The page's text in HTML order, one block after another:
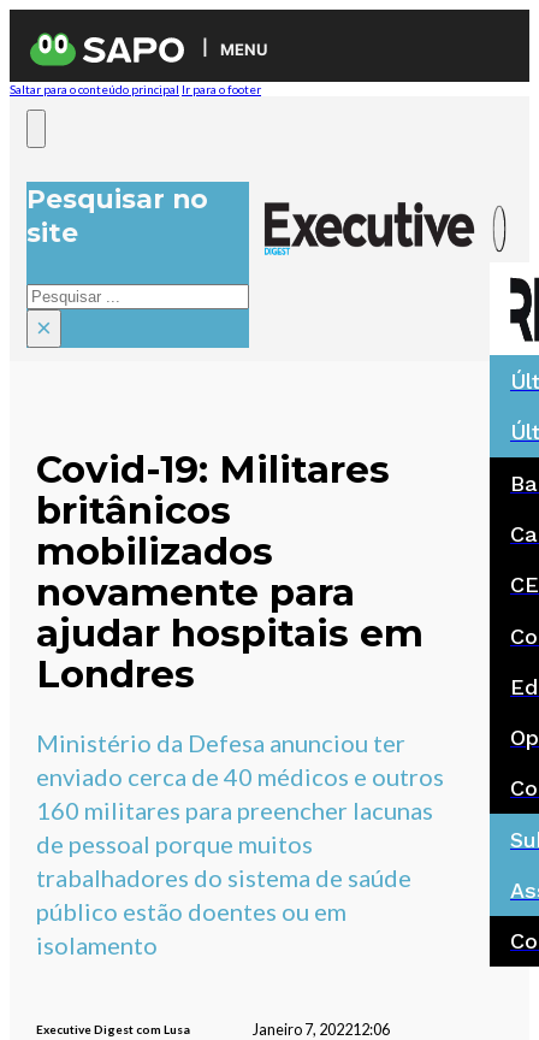
MENU
Saltar para o conteúdo principal Ir para o footer
Pesquisar no
site
Pesquisar
×
Covid-19: Militares
britânicos
mobilizados
novamente para
ajudar hospitais em
Londres
Ministério da Defesa anunciou ter
enviado cerca de 40 médicos e outros
160 militares para preencher lacunas
de pessoal porque muitos
trabalhadores do sistema de saúde
público estão doentes ou em
isolamento
Executive Digest com Lusa Janeiro 7, 202212:06